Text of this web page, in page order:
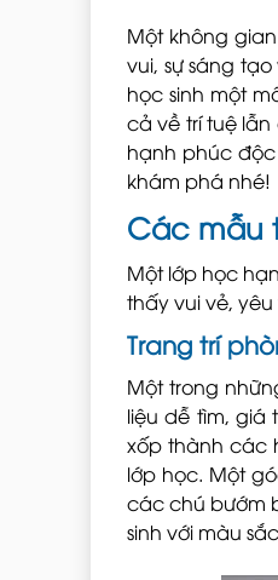
Một không
vui, sự sáng
học sinh một
cả về trí tuệ lẫn
hạnh phúc
khám phá nhé!
Các mẫu
Một lớp học
thấy vui vẻ,
Trang trí
Một trong
liệu dễ tìm, giá
xốp thành các
lớp học. Một
các chú bướm
sinh với màu